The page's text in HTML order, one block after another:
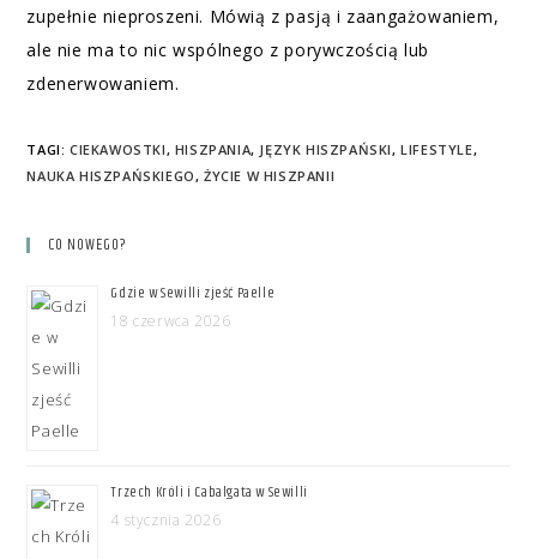
zupełnie nieproszeni. Mówią z pasją i zaangażowaniem,
ale nie ma to nic wspólnego z porywczością lub
zdenerwowaniem.
TAGI:CIEKAWOSTKI, HISZPANIA, JĘZYK HISZPAŃSKI, LIFESTYLE,
NAUKA HISZPAŃSKIEGO, ŻYCIE W HISZPANII
CO NOWEGO?
Gdzie w Sewilli zjeść Paelle
18 czerwca 2026
Trzech Króli i Cabalgata w Sewilli
4 stycznia 2026